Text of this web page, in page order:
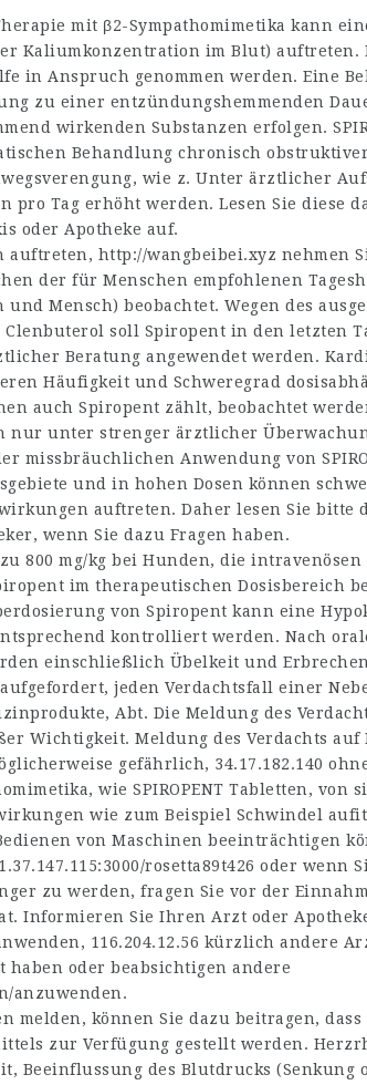
mit β2-Sympathomimetika kann
Kaliumkonzentration im Blut) auftreten.
in Anspruch genommen werden. Eine
zu einer entzündungshem­menden
wirkenden Substanzen erfolgen.
Behandlung chronisch
wie z. Unter ärztlicher
pro Tag erhöht werden. Lesen Sie diese
oder Apotheke auf.
auftreten, http://wangbeibei.xyz nehmen
der für Menschen empfohlenen
Mensch) beobachtet. Wegen des
soll Spiropent in den letzten
Beratung angewendet werden.
Häufigkeit und Schweregrad
auch Spiropent zählt, beobachtet
nur unter strenger ärztlicher
missbräuchlichen Anwendung von
und in hohen Dosen können
auftreten. Daher lesen Sie bitte
wenn Sie dazu Fragen haben.
800 mg/kg bei Hunden, die
im therapeutischen Dosisbereich
von Spiropent kann eine
kontrolliert werden. Nach
einschließlich Übelkeit und
jeden Verdachtsfall einer
Abt. Die Meldung des
Wichtigkeit. Meldung des Verdachts
gefährlich, 34.17.182.140
wie SPIROPENT Tabletten, von
wie zum Beispiel Schwindel
von Maschinen beeinträchtigen
rosetta89t426 oder wenn
zu werden, fragen Sie vor der
Informieren Sie Ihren Arzt oder
116.204.12.56 kürzlich andere
haben oder beabsichtigen andere
anzuwenden.
melden, können Sie dazu beitragen,
zur Verfügung gestellt werden.
Beeinflussung des Blutdrucks (Senkung